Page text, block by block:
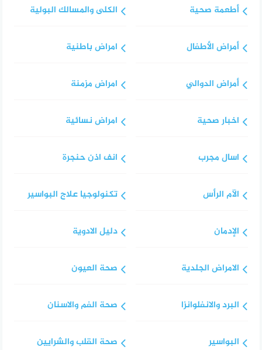
أطعمة صحية
أمراض الأطفال
أمراض الدوالي
اخبار صحية
اسال مجرب
الآم الرأس
الإدمان
الامراض الجلدية
البرد والانفلوانزا
البواسير
الكلى والمسالك البولية
امراض باطنية
امراض مزمنة
امراض نسائية
انف اذن حنجرة
تكنولوجيا علاج البواسير
دليل الادوية
صحة العيون
صحة الفم والاسنان
صحة القلب والشرايين